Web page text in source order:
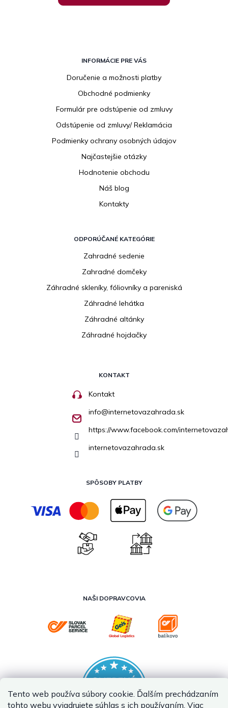
Tento web používa súbory cookie. Ďalším prechádzaním
tohto webu vyjadrujete súhlas s ich používaním. Viac
INFORMÁCIE PRE VÁS
Doručenie a možnosti platby
Obchodné podmienky
Formulár pre odstúpenie od zmluvy
Odstúpenie od zmluvy/ Reklamácia
Podmienky ochrany osobných údajov
Najčastejšie otázky
Hodnotenie obchodu
Náš blog
Kontakty
ODPORÚČANÉ KATEGÓRIE
Zahradné sedenie
Zahradné domčeky
Záhradné skleníky, fóliovníky a pareniská
Záhradné lehátka
Záhradné altánky
Záhradné hojdačky
KONTAKT
Kontakt
info@internetovazahrada.sk
https://www.facebook.com/
internetovazahrada.sk
SPÔSOBY PLATBY
NAŠI DOPRAVCOVIA